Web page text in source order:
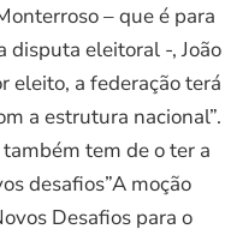
– que é para
disputa eleitoral -, João
eleito, a federação terá
a estrutura nacional”.
tem de o ter a
desafios”A moção
Desafios para o